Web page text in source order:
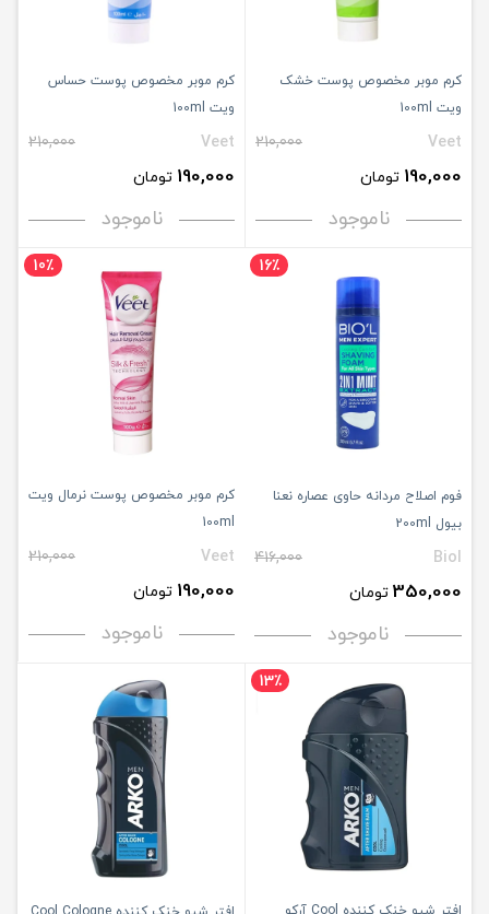
کرم موبر مخصوص پوست خشک
ویت 100ml
Veet
210,000
190,000 تومان
ناموجود
کرم موبر مخصوص پوست حساس
ویت 100ml
Veet
210,000
190,000 تومان
ناموجود
16٪
فوم اصلاح مردانه حاوی عصاره نعنا
بیول 200ml
Biol
416,000
350,000 تومان
ناموجود
10٪
کرم موبر مخصوص پوست نرمال ویت
100ml
Veet
210,000
190,000 تومان
ناموجود
13٪